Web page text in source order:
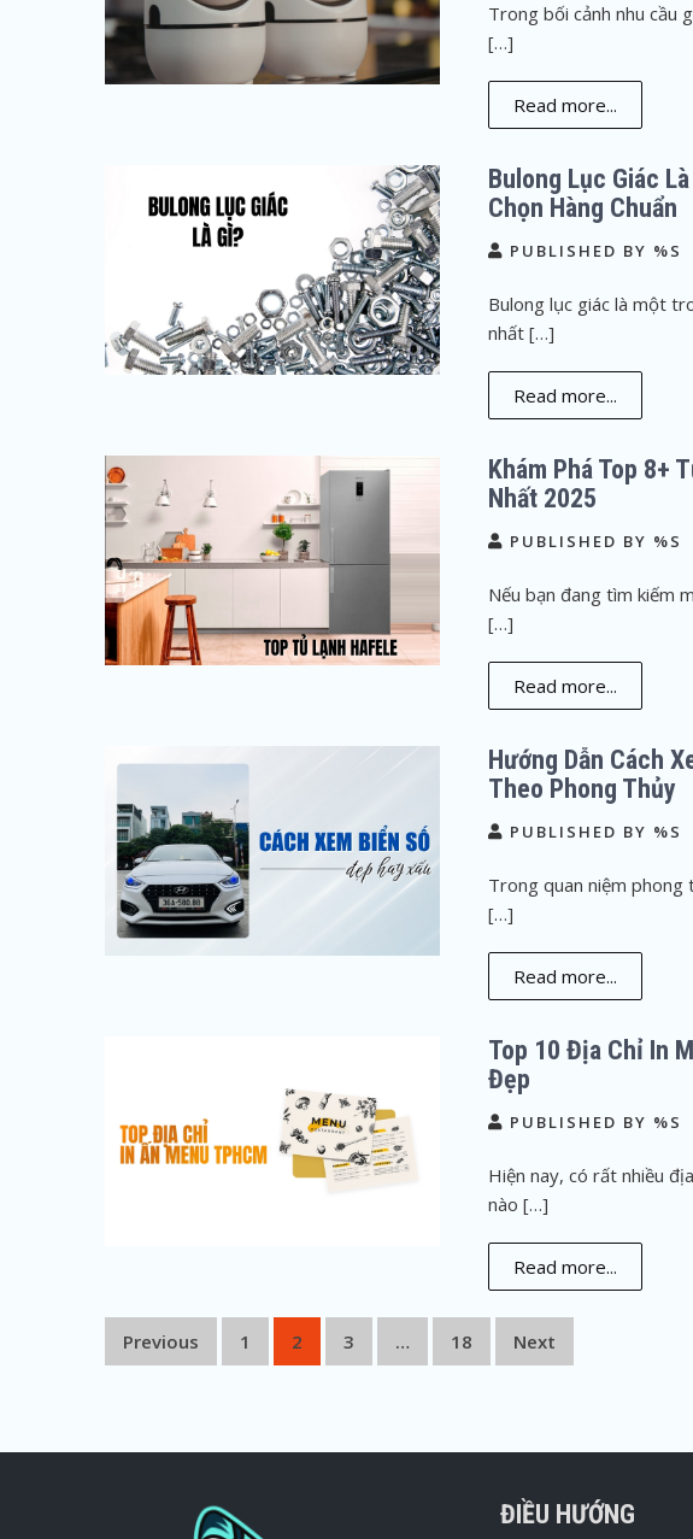
Trong bối cảnh nhu cầu
[…]
Read more...
Bulong Lục Giác
Chọn Hàng Chuẩn
PUBLISHED BY %S
Bulong lục giác là một
nhất […]
Read more...
Khám Phá Top 8+
Nhất 2025
PUBLISHED BY %S
Nếu bạn đang tìm kiếm
[…]
Read more...
Hướng Dẫn Cách
Theo Phong Thủy
PUBLISHED BY %S
Trong quan niệm phong
[…]
Read more...
Top 10 Địa Chỉ In
Đẹp
PUBLISHED BY %S
Hiện nay, có rất nhiều
nào […]
Read more...
t
Previous 1 2 3 … 18 Next
ĐIỀU HƯỚNG